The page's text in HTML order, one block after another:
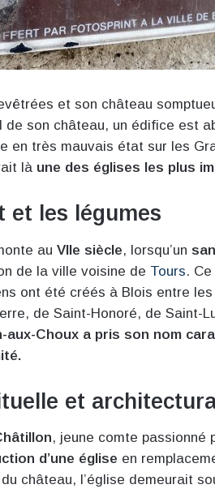
et son château
de son château, un édifice est
en très mauvais état sur les
là une des églises les plus
et les légumes
au VIIe siècle, lorsqu’un
de la ville voisine de Tours.
ont été créés à Blois entre
de Saint-Honoré, de Saint-
aux-Choux a pris son nom
et
, jeune comte passionné
d’une église en
château, l’église demeurait